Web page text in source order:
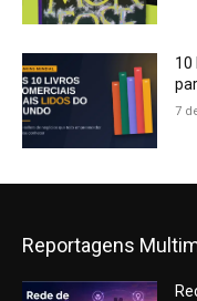
10
7
Reportagens